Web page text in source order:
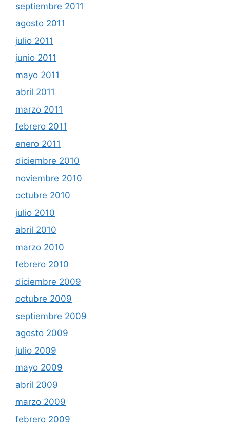
septiembre 2011
agosto 2011
julio 2011
junio 2011
mayo 2011
abril 2011
marzo 2011
febrero 2011
enero 2011
diciembre 2010
noviembre 2010
octubre 2010
julio 2010
abril 2010
marzo 2010
febrero 2010
diciembre 2009
octubre 2009
septiembre 2009
agosto 2009
julio 2009
mayo 2009
abril 2009
marzo 2009
febrero 2009